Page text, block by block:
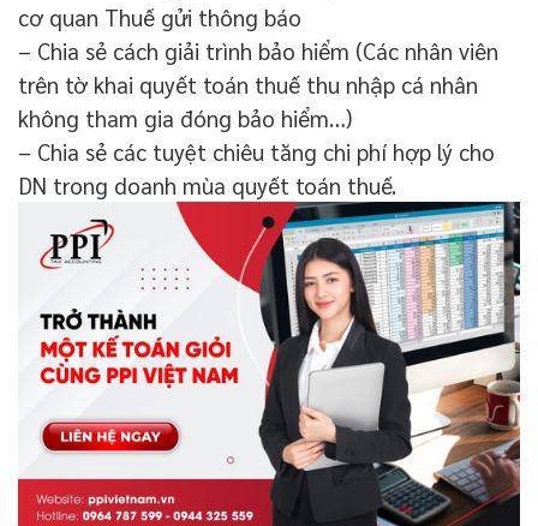
cơ quan Thuế gửi thông báo
– Chia sẻ cách giải trình bảo hiểm (Các nhân viên
trên tờ khai quyết toán thuế thu nhập cá nhân
không tham gia đóng bảo hiểm…)
– Chia sẻ các tuyệt chiêu tăng chi phí hợp lý cho
DN trong doanh mùa quyết toán thuế.